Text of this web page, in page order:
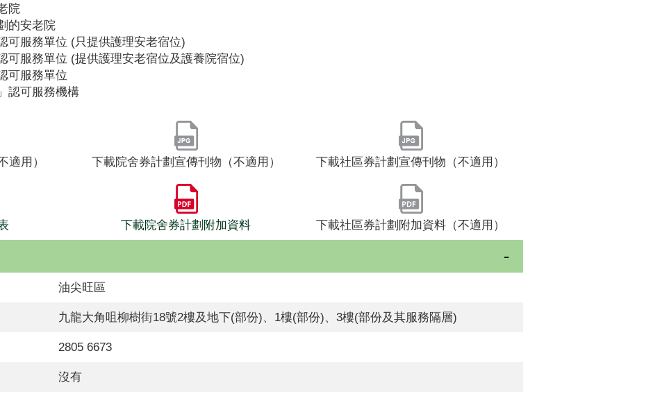
院
的安老院
可服務單位 (只提供護理安老宿位)
可服務單位 (提供護理安老宿位及護養院宿位)
可服務單位
認可服務機構
適用） 下載院舍券計劃宣傳刊物（不適用） 下載社區券計劃宣傳刊物（不適用）
下載院舍券計劃附加資料 下載社區券計劃附加資料（不適用）
油尖旺區
九龍大角咀柳樹街18號2樓及地下(部份)、1樓(部份)、3樓(部份及其服務隔層)
2805 6673
沒有